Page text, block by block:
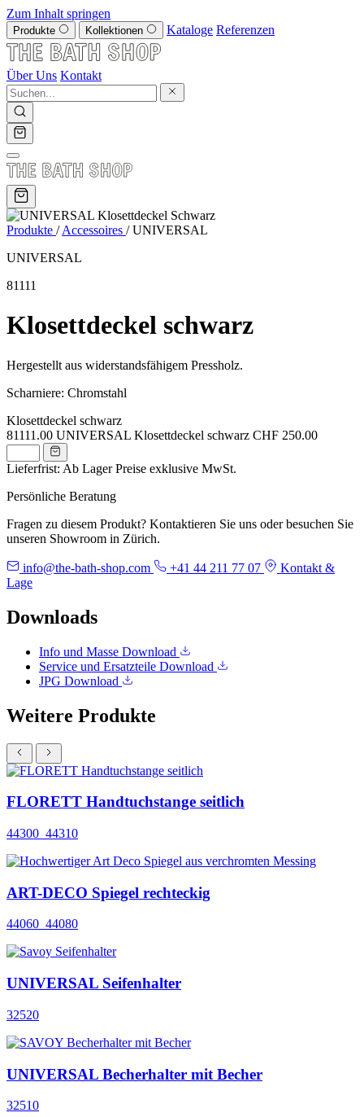
Zum Inhalt springen
Produkte Kollektionen Kataloge Referenzen
Über Uns Kontakt
Produkte / Accessoires / UNIVERSAL
UNIVERSAL
81111
Klosettdeckel schwarz
Hergestellt aus widerstandsfähigem Pressholz.
Scharniere: Chromstahl
Klosettdeckel schwarz
81111.00 UNIVERSAL Klosettdeckel schwarz CHF 250.00
Lieferfrist: Ab Lager Preise exklusive MwSt.
Persönliche Beratung
Fragen zu diesem Produkt? Kontaktieren Sie uns oder besuchen Sie
unseren Showroom in Zürich.
info@the-bath-shop.com +41 44 211 77 07
Kontakt &
Lage
Downloads
Info und Masse Download
Service und Ersatzteile Download
JPG Download
Weitere Produkte
FLORETT Handtuchstange seitlich
44300_44310
ART-DECO Spiegel rechteckig
44060_44080
UNIVERSAL Seifenhalter
32520
UNIVERSAL Becherhalter mit Becher
32510